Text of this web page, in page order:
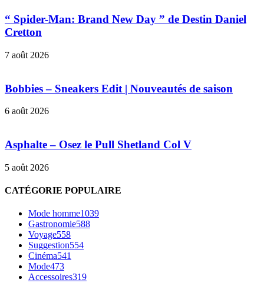
“ Spider-Man: Brand New Day ” de Destin Daniel
Cretton
7 août 2026
Bobbies – Sneakers Edit | Nouveautés de saison
6 août 2026
Asphalte – Osez le Pull Shetland Col V
5 août 2026
CATÉGORIE POPULAIRE
Mode homme1039
Gastronomie588
Voyage558
Suggestion554
Cinéma541
Mode473
Accessoires319